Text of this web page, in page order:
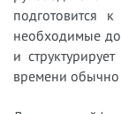
подготовится
необходимые
и
времени обычно